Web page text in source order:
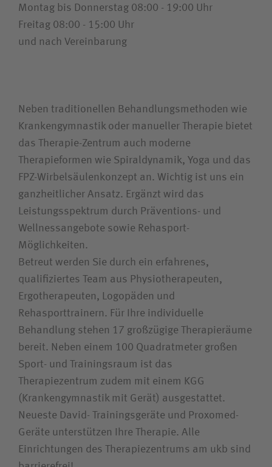
Präventionsangebote
Reha-Sport
David-Wirbelsäulenkonzept
Montag bis Donnerstag 08:00 - 19:00 Uhr
Freitag 08:00 - 15:00 Uhr
und nach Vereinbarung
Neben traditionellen Behandlungsmethoden wie
Krankengymnastik oder manueller Therapie bietet
das Therapie-Zentrum auch moderne
Therapieformen wie Spiraldynamik, Yoga und das
FPZ-Wirbelsäulenkonzept an. Wichtig ist uns ein
ganzheitlicher Ansatz. Ergänzt wird das
Leistungsspektrum durch Präventions- und
Wellnessangebote sowie Rehasport-
Möglichkeiten.
Betreut werden Sie durch ein erfahrenes,
qualifiziertes Team aus Physiotherapeuten,
Ergotherapeuten, Logopäden und
Rehasporttrainern. Für Ihre individuelle
Behandlung stehen 17 großzügige Therapieräume
bereit. Neben einem 100 Quadratmeter großen
Sport- und Trainingsraum ist das
Therapiezentrum zudem mit einem KGG
(Krankengymnastik mit Gerät) ausgestattet.
Neueste David- Trainingsgeräte und Proxomed-
Geräte unterstützen Ihre Therapie. Alle
Einrichtungen des Therapiezentrums am ukb sind